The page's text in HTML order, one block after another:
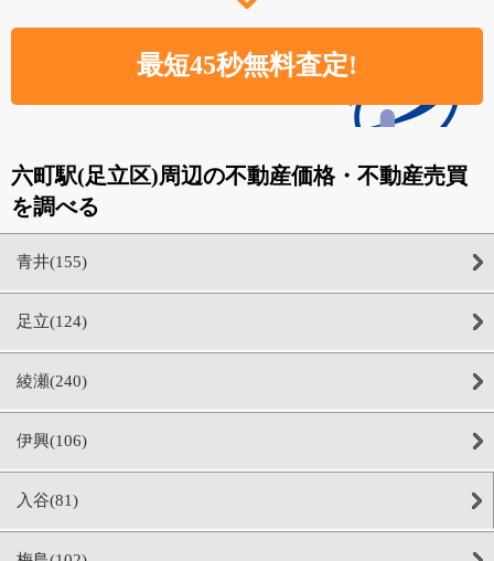
六町駅(足立区)周辺の不動産価格・不動産売買
を調べる
青井(155)
足立(124)
綾瀬(240)
伊興(106)
入谷(81)